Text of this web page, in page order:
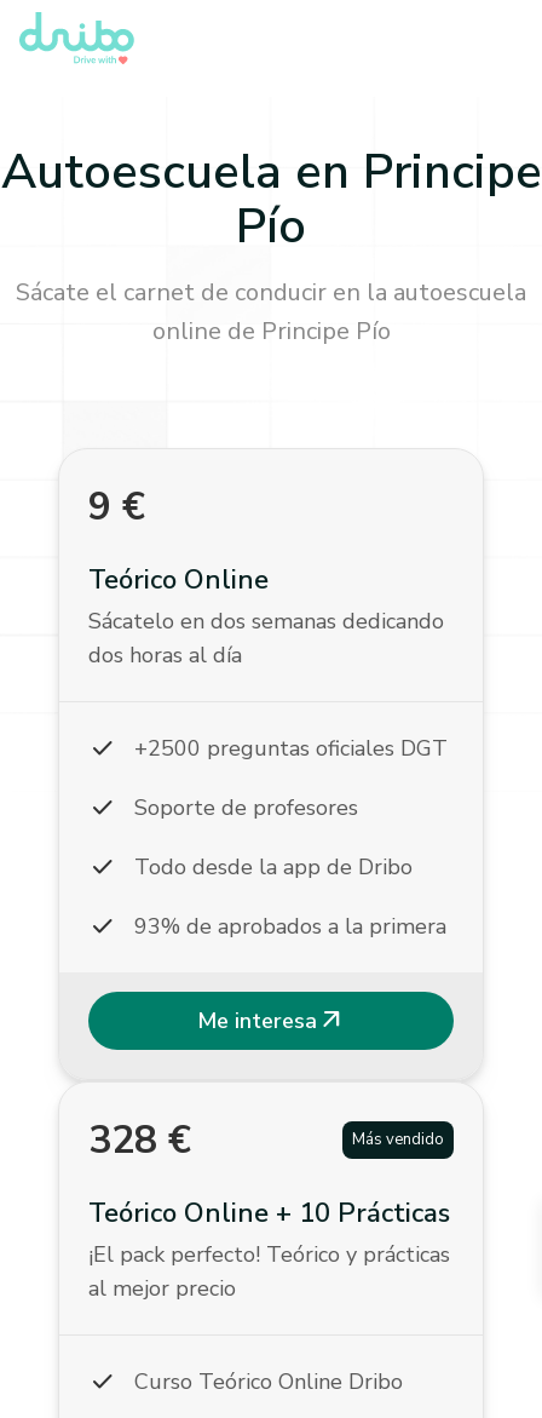
Autoescuela en Principe
Pío
Sácate el carnet de conducir en la autoescuela
online de Principe Pío
9 €
Teórico Online
Sácatelo en dos semanas dedicando
dos horas al día
check +2500 preguntas oficiales DGT
check Soporte de profesores
check Todo desde la app de Dribo
check 93% de aprobados a la primera
Me interesa arrow_outward
328 € Más vendido
Teórico Online + 10 Prácticas
¡El pack perfecto! Teórico y prácticas
al mejor precio
check Curso Teórico Online Dribo